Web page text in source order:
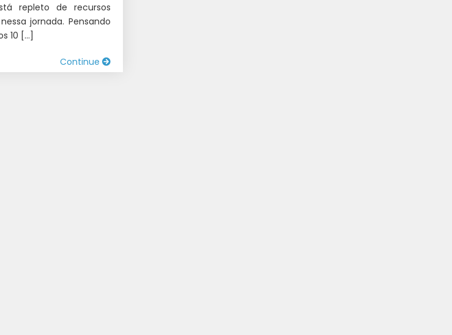
repleto de recursos
jornada. Pensando
10 […]
Continue